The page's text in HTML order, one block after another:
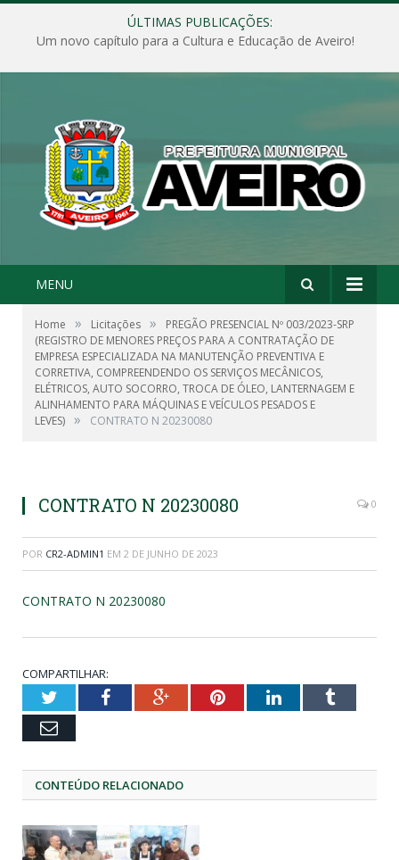
ÚLTIMAS PUBLICAÇÕES:
Um novo capítulo para a Cultura e Educação de Aveiro!
MENU
Home » Licitações »
PREGÃO PRESENCIAL Nº 003/2023-SRP
(REGISTRO DE MENORES PREÇOS PARA A CONTRATAÇÃO DE
EMPRESA ESPECIALIZADA NA MANUTENÇÃO PREVENTIVA E
CORRETIVA, COMPREENDENDO OS SERVIÇOS MECÂNICOS,
ELÉTRICOS, AUTO SOCORRO, TROCA DE ÓLEO, LANTERNAGEM E
ALINHAMENTO PARA MÁQUINAS E VEÍCULOS PESADOS E
LEVES) » CONTRATO N 20230080
CONTRATO N 20230080 0
POR CR2-ADMIN1 EM 2 DE JUNHO DE 2023
CONTRATO N 20230080
COMPARTILHAR:
TwitterFacebookGoogle+PinterestLinkedInTumblr
Email
CONTEÚDO RELACIONADO